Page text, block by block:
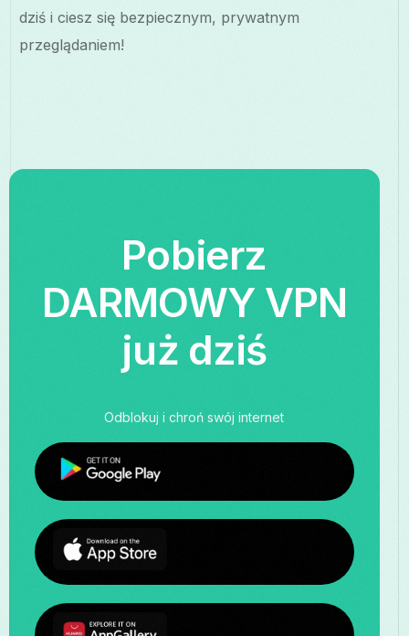
dziś i ciesz się bezpiecznym, prywatnym
przeglądaniem!
Pobierz
DARMOWY VPN
już dziś
Odblokuj i chroń swój internet